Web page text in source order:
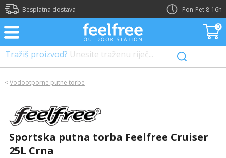
Besplatna dostava Pon-Pet 8-16h
0
Tražiš proizvod? Unesite traženu riječ...
<Vodootporne putne torbe
Sportska putna torba Feelfree Cruiser
25L Crna
?>